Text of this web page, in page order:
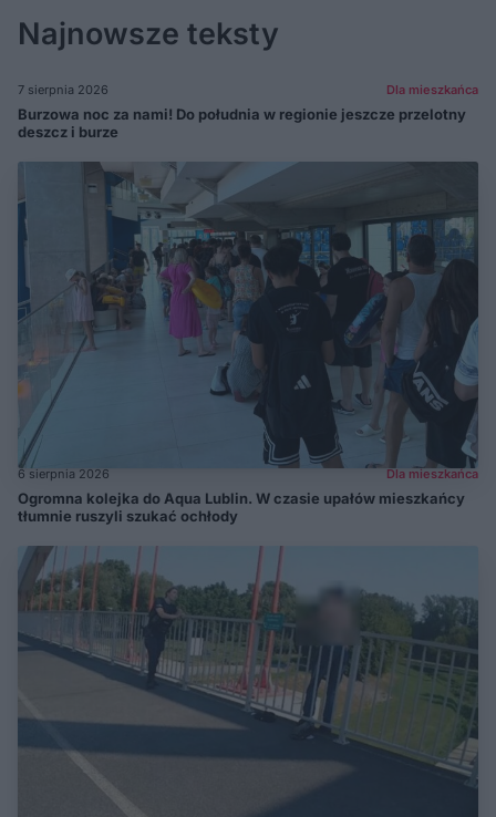
Najnowsze teksty
7 sierpnia 2026 Dla mieszkańca
Burzowa noc za nami! Do południa w regionie jeszcze przelotny
deszcz i burze
6 sierpnia 2026 Dla mieszkańca
Ogromna kolejka do Aqua Lublin. W czasie upałów mieszkańcy
tłumnie ruszyli szukać ochłody